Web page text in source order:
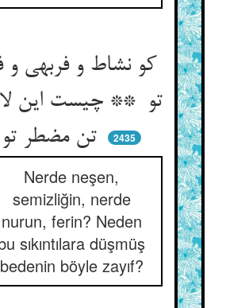
کو نشاط و فربهی و
تو ** چیست این
2435
Nerde neşen,
semizliğin, nerde
nurun, ferin? Neden
sıkıntılara düşmüş
bedenin böyle zayıf?